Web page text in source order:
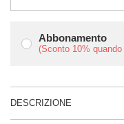
Abbonamento
(Sconto 10%
DESCRIZIONE